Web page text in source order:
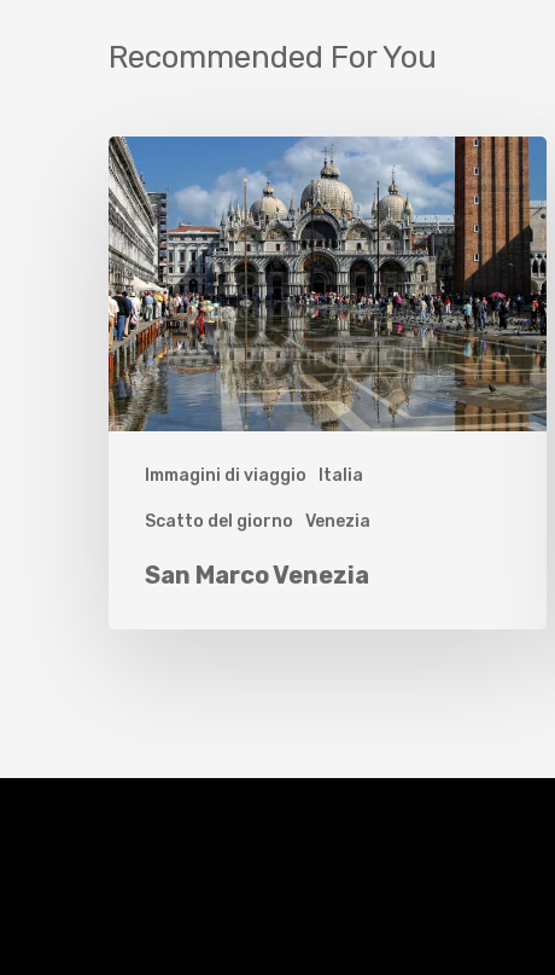
Recommended For You
Immagini di viaggio Italia
Scatto del giorno Venezia
San Marco Venezia